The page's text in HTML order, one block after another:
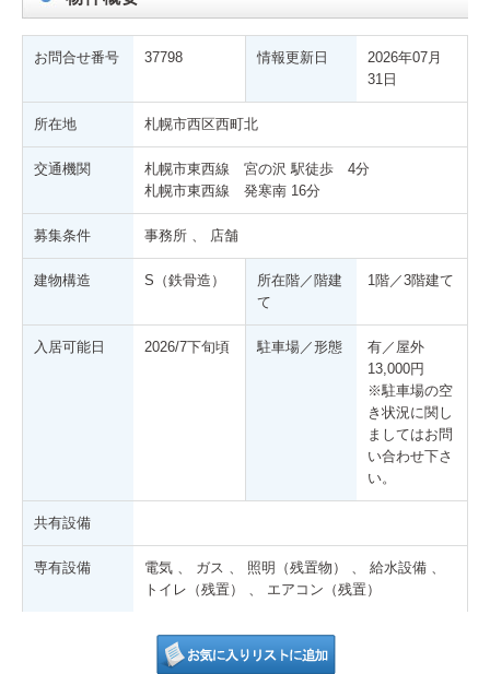
お問合せ番号 37798 情報更新日
2026年07月
31日
所在地 札幌市西区西町北
交通機関
札幌市東西線 宮の沢 駅徒歩 4分
札幌市東西線 発寒南 16分
募集条件 事務所 、 店舗
建物構造 S（鉄骨造）
所在階／階建
て
1階／3階建て
入居可能日 2026/7下旬頃 駐車場／形態
有／屋外
13,000円
※駐車場の空
き状況に関し
ましてはお問
い合わせ下さ
い。
共有設備
専有設備
電気 、 ガス 、 照明（残置物） 、 給水設備 、
トイレ（残置） 、 エアコン（残置）